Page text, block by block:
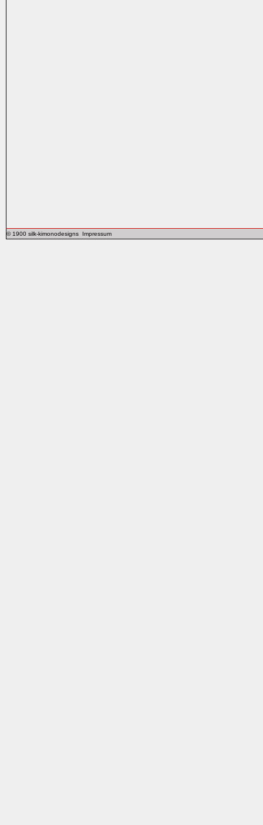
© 1900 silk-kimonodesigns Impressum